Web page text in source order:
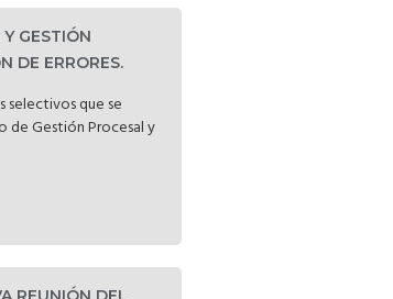
GESTIÓN
DE ERRORES.
selectivos que se
de Gestión Procesal y